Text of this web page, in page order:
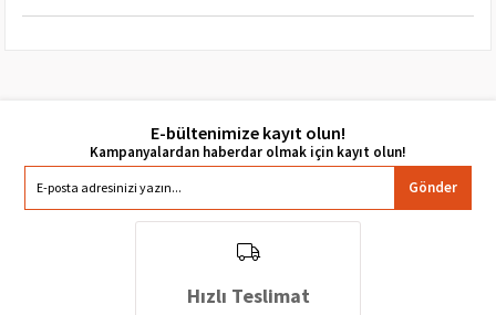
E-bültenimize kayıt olun!
Gönder
Hızlı Teslimat